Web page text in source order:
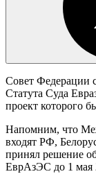
Совет Федерации
Статута Суда
проект которого
Напомним, что
входят РФ,
принял решение
ЕврАзЭС до 1 мая